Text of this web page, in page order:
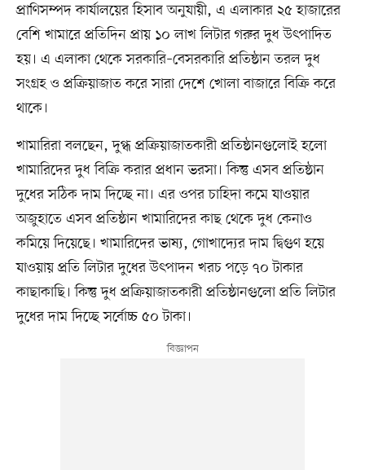
প্রাণিসম্পদ কার্যালয়ের হিসাব অনুযায়ী, এ এলাকার ২৫ হাজারের
বেশি খামারে প্রতিদিন প্রায় ১০ লাখ লিটার গরুর দুধ উৎপাদিত
হয়। এ এলাকা থেকে সরকারি–বেসরকারি প্রতিষ্ঠান তরল দুধ
সংগ্রহ ও প্রক্রিয়াজাত করে সারা দেশে খোলা বাজারে বিক্রি করে
থাকে।
খামারিরা বলছেন, দুগ্ধ প্রক্রিয়াজাতকারী প্রতিষ্ঠানগুলোই হলো
খামারিদের দুধ বিক্রি করার প্রধান ভরসা। কিন্তু এসব প্রতিষ্ঠান
দুধের সঠিক দাম দিচ্ছে না। এর ওপর চাহিদা কমে যাওয়ার
অজুহাতে এসব প্রতিষ্ঠান খামারিদের কাছ থেকে দুধ কেনাও
কমিয়ে দিয়েছে। খামারিদের ভাষ্য, গোখাদ্যের দাম দ্বিগুণ হয়ে
যাওয়ায় প্রতি লিটার দুধের উৎপাদন খরচ পড়ে ৭০ টাকার
কাছাকাছি। কিন্তু দুধ প্রক্রিয়াজাতকারী প্রতিষ্ঠানগুলো প্রতি লিটার
দুধের দাম দিচ্ছে সর্বোচ্চ ৫০ টাকা।